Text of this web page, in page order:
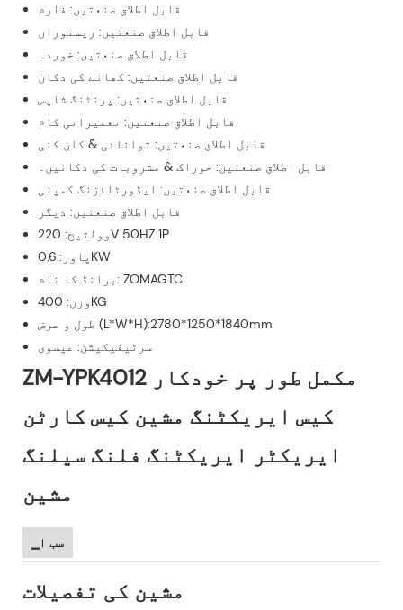
قابل اطلاق صنعتیں: فارم
قابل اطلاق صنعتیں: ریستوراں
قابل اطلاق صنعتیں: خوردہ
قابل اطلاق صنعتیں: کھانے کی دکان
قابل اطلاق صنعتیں: پرنٹنگ شاپس
قابل اطلاق صنعتیں: توانائی & کان کنی
قابل اطلاق صنعتیں: خوراک & مشروبات کی دکانیں۔
قابل اطلاق صنعتیں: ایڈورٹائزنگ کمپنی
قابل اطلاق صنعتیں: دیگر
وولٹیج: 220V 50HZ 1P
پاور: 0.6KW
برانڈ کا نام: ZOMAGTC
وزن: 400KG
طول و عرض (L*W*H):2780*1250*1840mm
سرٹیفیکیشن: عیسوی
ZM-YPK4012 مکمل طور پر خودکار
کیس ایریکٹنگ مشین کیس کارٹن
ایریکٹر ایریکٹنگ فلنگ سیلنگ
مشین
▁سب ا
مشین کی تفصیلات